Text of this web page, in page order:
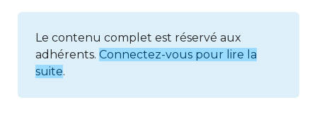
Le contenu complet est réservé aux
adhérents. Connectez-vous pour lire la
suite.